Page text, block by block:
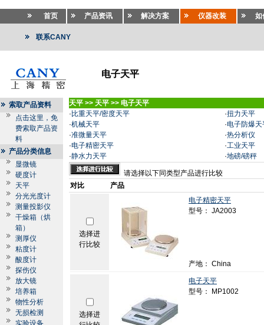
首页 产品资讯 解决方案 仪器改装 如
联系CANY
电子天平
索取产品资料
点击这里，免
费索取产品资
料
产品分类信息
显微镜
硬度计
天平
分光光度计
测量投影仪
干燥箱（烘
箱）
测厚仪
粘度计
酸度计
探伤仪
放大镜
培养箱
物性分析
无损检测
实验设备
天平 >> 天平 >> 电子天平
· 比重天平/密度天平 ·扭力天平
·机械天平 ·电子防爆天
·准微量天平 ·热分析仪
·电子精密天平 ·工业天平
·静水力天平 ·地磅/磅秤
请选择以下同类型产品进行比较
对比
产品
选择进
行比较
电子精密天平
型号： JA2003
产地： China
选择进
电子天平
型号： MP1002